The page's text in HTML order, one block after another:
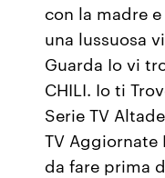
con la madre
una lussuosa
Guarda Io vi
CHILI. Io ti
Serie TV
TV Aggiornate
da fare prima